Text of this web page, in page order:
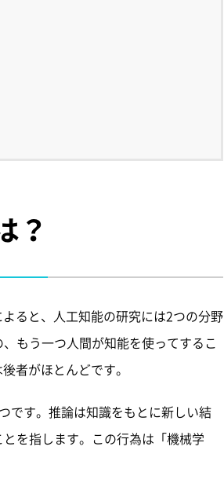
？
ると、人工知能の研究には2つの分野
もう一つ人間が知能を使ってするこ
者がほとんどです。
です。推論は知識をもとに新しい結
を指します。この行為は「機械学